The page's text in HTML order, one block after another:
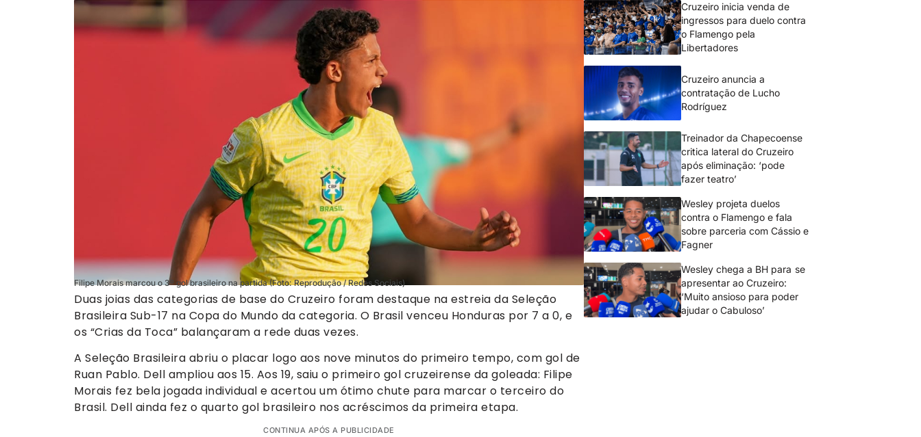
Filipe Morais marcou o 3º gol brasileiro na partida (Foto: Reprodução / Redes Sociais)
Duas joias das categorias de base do Cruzeiro foram destaque na estreia da Seleção
Brasileira Sub-17 na Copa do Mundo da categoria. O Brasil venceu Honduras por 7 a 0, e
os “Crias da Toca” balançaram a rede duas vezes.
A Seleção Brasileira abriu o placar logo aos nove minutos do primeiro tempo, com gol de
Ruan Pablo. Dell ampliou aos 15. Aos 19, saiu o primeiro gol cruzeirense da goleada: Filipe
Morais fez bela jogada individual e acertou um ótimo chute para marcar o terceiro do
Brasil. Dell ainda fez o quarto gol brasileiro nos acréscimos da primeira etapa.
CONTINUA APÓS A PUBLICIDADE
Cruzeiro inicia venda de
ingressos para duelo contra
o Flamengo pela
Libertadores
Cruzeiro anuncia a
contratação de Lucho
Rodríguez
Treinador da Chapecoense
critica lateral do Cruzeiro
após eliminação: ‘pode
fazer teatro’
Wesley projeta duelos
contra o Flamengo e fala
sobre parceria com Cássio e
Fagner
Wesley chega a BH para se
apresentar ao Cruzeiro:
‘Muito ansioso para poder
ajudar o Cabuloso’